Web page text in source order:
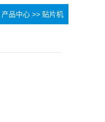
产品中心 >> 贴片机